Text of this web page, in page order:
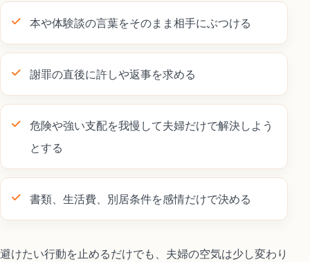
本や体験談の言葉をそのまま相手にぶつける
謝罪の直後に許しや返事を求める
危険や強い支配を我慢して夫婦だけで解決しよう
とする
書類、生活費、別居条件を感情だけで決める
避けたい行動を止めるだけでも、夫婦の空気は少し変わり